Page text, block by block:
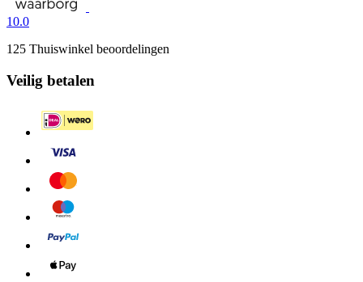
10.0
125 Thuiswinkel beoordelingen
Veilig betalen